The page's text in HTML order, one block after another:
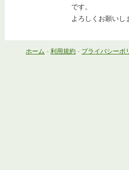
です。
よろしくお願いし
ホーム - 利用規約 - プライバシーポ